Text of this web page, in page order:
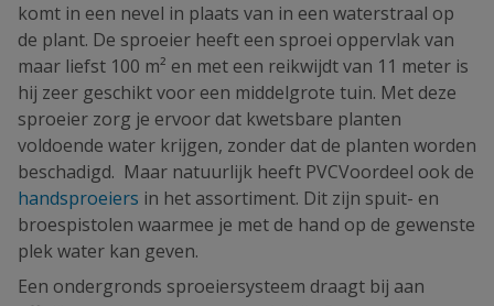
komt in een nevel in plaats van in een waterstraal op
de plant. De sproeier heeft een sproei oppervlak van
maar liefst 100 m² en met een reikwijdt van 11 meter is
hij zeer geschikt voor een middelgrote tuin. Met deze
sproeier zorg je ervoor dat kwetsbare planten
voldoende water krijgen, zonder dat de planten worden
beschadigd. Maar natuurlijk heeft PVCVoordeel ook de
handsproeiers in het assortiment. Dit zijn spuit- en
broespistolen waarmee je met de hand op de gewenste
plek water kan geven.
Een ondergronds sproeiersysteem draagt bij aan